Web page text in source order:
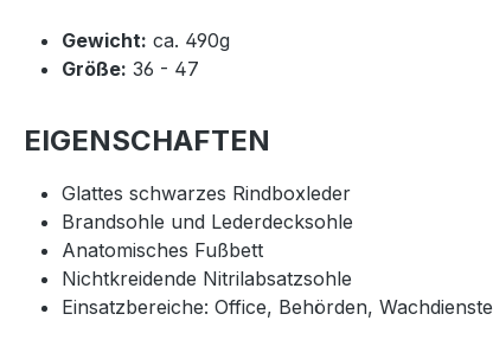
Gewicht: ca. 490g
Größe: 36 - 47
EIGENSCHAFTEN
Glattes schwarzes Rindboxleder
Brandsohle und Lederdecksohle
Anatomisches Fußbett
Nichtkreidende Nitrilabsatzsohle
Einsatzbereiche: Office, Behörden, Wachdienste